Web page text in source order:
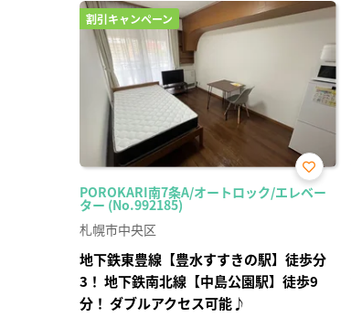
割引キャンペーン
POROKARI南7条A/オートロック/エレベー
ター (No.992185)
お気
に入
札幌市中央区
地下鉄東豊線【豊水すすきの駅】徒歩分
3！ 地下鉄南北線【中島公園駅】徒歩9
分！ ダブルアクセス可能♪